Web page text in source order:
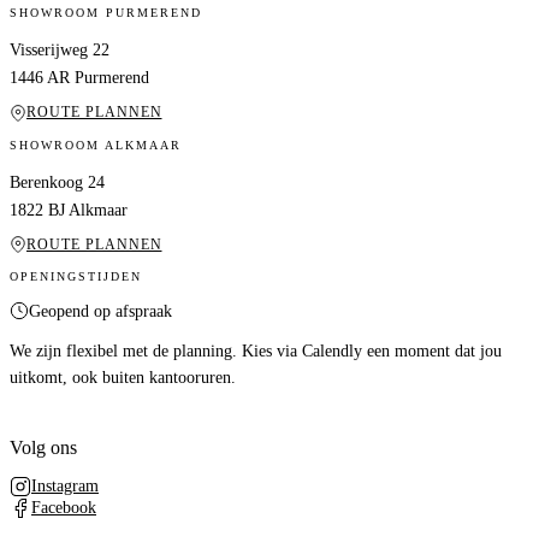
SHOWROOM PURMEREND
Visserijweg 22
1446 AR Purmerend
ROUTE PLANNEN
SHOWROOM ALKMAAR
Berenkoog 24
1822 BJ Alkmaar
ROUTE PLANNEN
OPENINGSTIJDEN
Geopend op afspraak
We zijn flexibel met de planning. Kies via Calendly een moment dat jou
uitkomt, ook buiten kantooruren.
Volg ons
Instagram
Facebook